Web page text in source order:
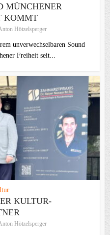
MÜNCHENER
KOMMT
Hötzelsperger
unverwechselbaren Sound
Freiheit seit...
KULTUR-
Hötzelsperger